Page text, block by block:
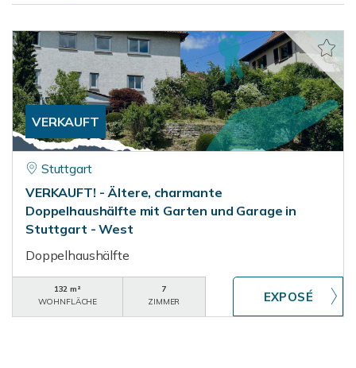
VERKAUFT
Stuttgart
VERKAUFT! - Ältere, charmante
Doppelhaushälfte mit Garten und Garage in
Stuttgart - West
Doppelhaushälfte
132 m²
WOHNFLÄCHE
7
ZIMMER